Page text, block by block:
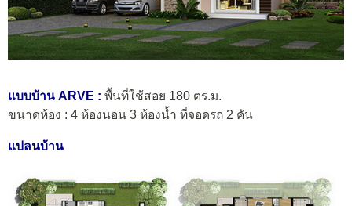
แบบบ้าน ARVE : พื้นที่ใช้สอย 180 ตร.ม.
ขนาดห้อง : 4 ห้องนอน 3 ห้องน้ำ ที่จอดรถ 2 คัน
แปลนบ้าน